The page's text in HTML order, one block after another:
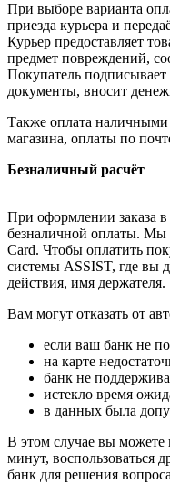
При выборе варианта
приезда курьера и
Курьер предоставляет
предмет повреждений,
Покупатель
документы, вносит
Также оплата наличными
магазина, оплаты по
Безналичный расчёт
При оформлении заказа
безналичной оплаты. Мы
Card. Чтобы оплатить
системы ASSIST, где вы
действия, имя держателя.
Вам могут отказать от
если ваш банк не
на карте
банк не
истекло время
в данных была
В этом случае вы можете
минут, воспользоваться
банк для решения